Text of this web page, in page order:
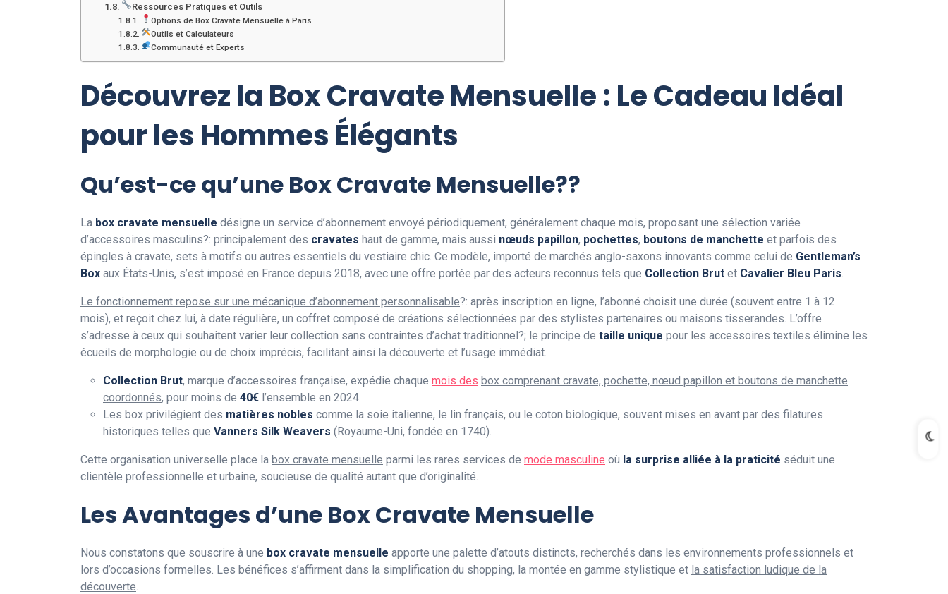
Ressources Pratiques et Outils
Options de Box Cravate Mensuelle à Paris
Outils et Calculateurs
Communauté et Experts
Découvrez la Box Cravate Mensuelle : Le Cadeau Idéal
pour les Hommes Élégants
Qu’est-ce qu’une Box Cravate Mensuelle??
La box cravate mensuelle désigne un service d’abonnement envoyé périodiquement, généralement chaque mois, proposant une sélection variée
d’accessoires masculins?: principalement des cravates haut de gamme, mais aussi nœuds papillon, pochettes, boutons de manchette et parfois des
épingles à cravate, sets à motifs ou autres essentiels du vestiaire chic. Ce modèle, importé de marchés anglo-saxons innovants comme celui de Gentleman’s
Box aux États-Unis, s’est imposé en France depuis 2018, avec une offre portée par des acteurs reconnus tels que Collection Brut et Cavalier Bleu Paris.
Le fonctionnement repose sur une mécanique d’abonnement personnalisable?: après inscription en ligne, l’abonné choisit une durée (souvent entre 1 à 12
mois), et reçoit chez lui, à date régulière, un coffret composé de créations sélectionnées par des stylistes partenaires ou maisons tisserandes. L’offre
s’adresse à ceux qui souhaitent varier leur collection sans contraintes d’achat traditionnel?; le principe de taille unique pour les accessoires textiles élimine les
écueils de morphologie ou de choix imprécis, facilitant ainsi la découverte et l’usage immédiat.
Collection Brut, marque d’accessoires française, expédie chaque mois des box comprenant cravate, pochette, nœud papillon et boutons de manchette
coordonnés, pour moins de 40€ l’ensemble en 2024.
Les box privilégient des matières nobles comme la soie italienne, le lin français, ou le coton biologique, souvent mises en avant par des filatures
historiques telles que Vanners Silk Weavers (Royaume-Uni, fondée en 1740).
Cette organisation universelle place la box cravate mensuelle parmi les rares services de mode masculine où la surprise alliée à la praticité séduit une
clientèle professionnelle et urbaine, soucieuse de qualité autant que d’originalité.
Les Avantages d’une Box Cravate Mensuelle
Nous constatons que souscrire à une box cravate mensuelle apporte une palette d’atouts distincts, recherchés dans les environnements professionnels et
lors d’occasions formelles. Les bénéfices s’affirment dans la simplification du shopping, la montée en gamme stylistique et la satisfaction ludique de la
découverte.